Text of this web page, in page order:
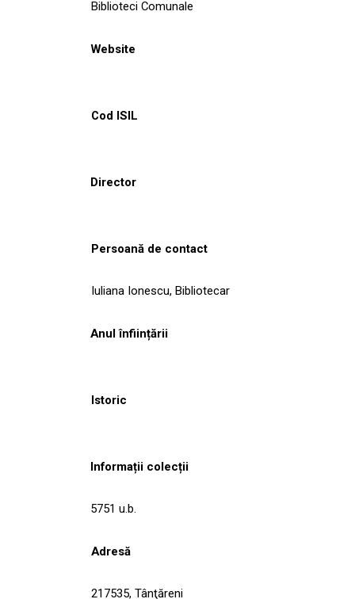
Biblioteci Comunale
Website
Cod ISIL
Director
Persoană de contact
Iuliana Ionescu, Bibliotecar
Anul înființării
Istoric
Informații colecții
5751 u.b.
Adresă
217535, Tânţăreni